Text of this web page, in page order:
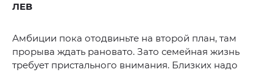
ЛЕВ
Амбиции пока отодвиньте на второй план, там
прорыва ждать рановато. Зато семейная жизнь
требует пристального внимания. Близких надо